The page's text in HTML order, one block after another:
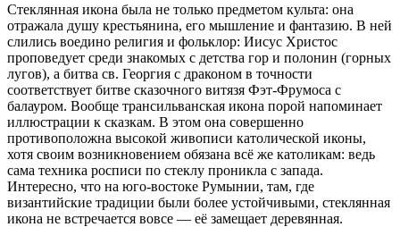
Стеклянная икона была не только предметом культа: она
отражала душу крестьянина, его мышление и фантазию. В ней
слились воедино религия и фольклор: Иисус Христос
проповедует среди знакомых с детства гор и полонин (горных
лугов), а битва св. Георгия с драконом в точности
соответствует битве сказочного витязя Фэт-Фрумоса с
балауром. Вообще трансильванская икона порой напоминает
иллюстрации к сказкам. В этом она совершенно
противоположна высокой живописи католической иконы,
хотя своим возникновением обязана всё же католикам: ведь
сама техника росписи по стеклу проникла с запада.
Интересно, что на юго-востоке Румынии, там, где
византийские традиции были более устойчивыми, стеклянная
икона не встречается вовсе — её замещает деревянная.